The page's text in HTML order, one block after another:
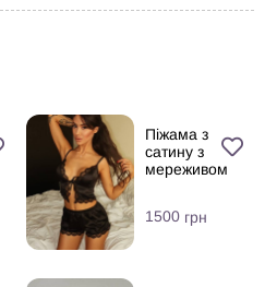
Піжама з
сатину з
мереживом
1500 грн